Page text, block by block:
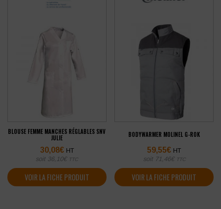
BLOUSE FEMME MANCHES RÉGLABLES SNV
JULIE
30,08€ HT
soit 36,10€ TTC
VOIR LA FICHE PRODUIT
BODYWARMER MOLINEL G-ROK
59,55€ HT
soit 71,46€ TTC
VOIR LA FICHE PRODUIT